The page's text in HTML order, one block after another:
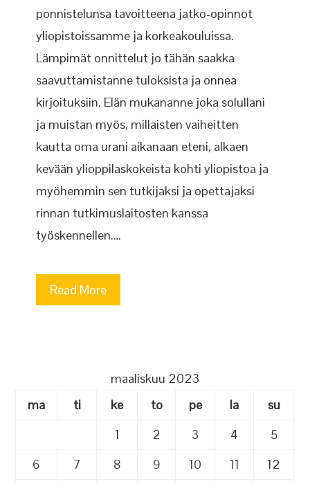
ponnistelunsa tavoitteena jatko-opinnot
yliopistoissamme ja korkeakouluissa.
Lämpimät onnittelut jo tähän saakka
saavuttamistanne tuloksista ja onnea
kirjoituksiin. Elän mukananne joka solullani
ja muistan myös, millaisten vaiheitten
kautta oma urani aikanaan eteni, alkaen
kevään ylioppilaskokeista kohti yliopistoa ja
myöhemmin sen tutkijaksi ja opettajaksi
rinnan tutkimuslaitosten kanssa
työskennellen.…
Read More
maaliskuu 2023
ma
ti ke to pe la
su
1
2 3 4
5
6
7 8 9 10 11
12